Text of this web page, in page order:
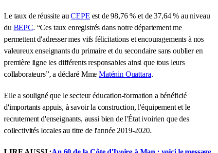
Le taux de réussite auCEPE est de 98,76 % et de 37,64 % au niveau
du BEPC. “Ces taux enregistrés dans notre département me
permettent d'adresser mes vifs félicitations et encouragements à nos
valeureux enseignants du primaire et du secondaire sans oublier en
première ligne les différents responsables ainsi que tous leurs
collaborateurs”, a déclaré MmeMaténin Ouattara.
Elle a souligné que le secteur éducation-formation a bénéficié
d'importants appuis, à savoir la construction, l'équipement et le
recrutement d'enseignants, aussi bien de l'État ivoirien que des
collectivités locales au titre de l'année 2019-2020.